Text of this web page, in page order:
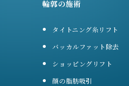
輪郭の施術
タイトニング糸リフト
バッカルファット除去
ショッピングリフト
顔の脂肪吸引